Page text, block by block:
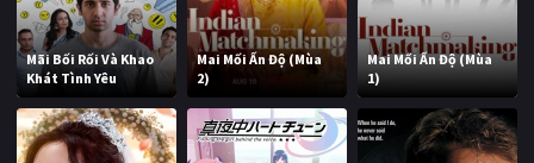
Mãi Bối Rối Và Khao
Khát Tình Yêu
Mai Mối Ấn Độ (Mùa
2)
Mai Mối Ấn Độ (Mùa
1)